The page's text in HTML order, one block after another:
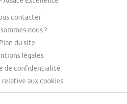
contacter
nous ?
Plan du site
légales
de confidentialité
aux cookies